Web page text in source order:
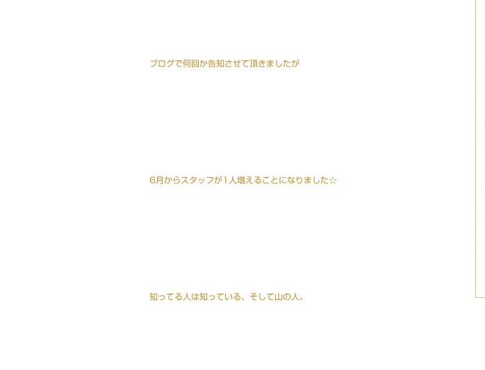
ブログで何回か告知させて頂きましたが
6月からスタッフが1人増えることになりました☆
知ってる人は知っている、そして山の人。